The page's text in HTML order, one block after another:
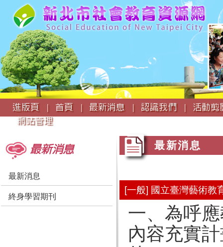
:::
進版頁 |
首頁 | 最新消息 | 認識我們 |
活動
網站管理
最新消息
最新消息
終身學習期刊
最新消息
[一般] 國立臺灣藝術教
一、為呼
內容充實